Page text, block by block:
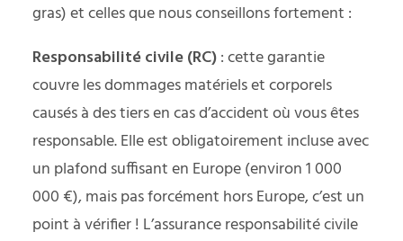
gras) et celles que nous conseillons fortement :
Responsabilité civile (RC): cette garantie
couvre les dommages matériels et corporels
causés à des tiers en cas d’accident où vous êtes
responsable. Elle est obligatoirement incluse avec
un plafond suffisant en Europe (environ 1 000
000 €), mais pas forcément hors Europe, c’est un
point à vérifier ! L’assurance responsabilité civile